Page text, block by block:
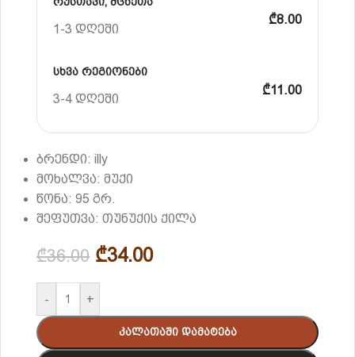
1-3 დღეში
₾8.00
სხვა რეგიონები
3-4 დღეში
₾11.00
ბრენდი: illy
მოხალვა: მუქი
წონა: 95 გრ.
შეფუთვა: თუნუქის ქილა
₾36.00 ₾34.00
- +
Კალათაში Დამატება